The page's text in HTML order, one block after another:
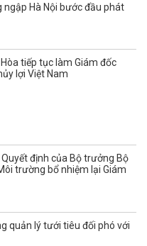
ngập Hà Nội bước đầu phát
tiếp tục làm Giám đốc
lợi Việt Nam
định của Bộ trưởng Bộ
trường bổ nhiệm lại Giám
quản lý tưới tiêu đối phó với